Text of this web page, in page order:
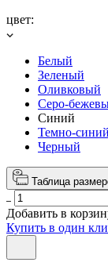
цвет:
Белый
Зеленый
Оливковый
Серо-
Синий
Темно-синий
Черный
Таблица
Добавить в
Купить в один